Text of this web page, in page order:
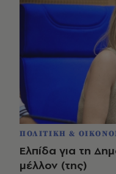
ΠΟΛΙΤΙΚΗ &
Ελπίδα για τη
μέλλον (της)